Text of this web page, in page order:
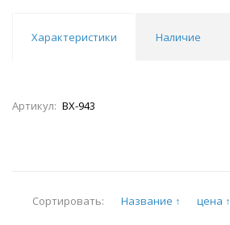
Характеристики Наличие
Артикул: ВХ-943
Сортировать: Название ↑ цена ↑